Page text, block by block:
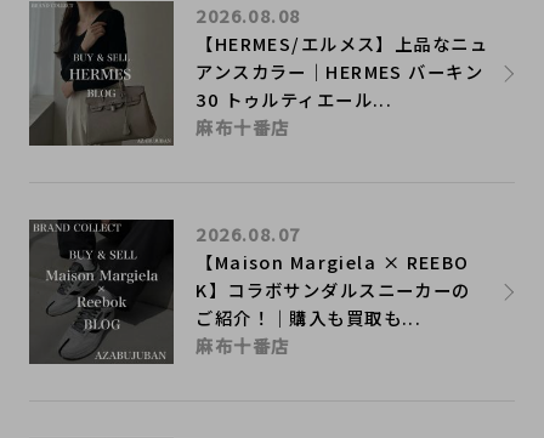
【HERMES/エルメス】上品なニュ
アンスカラー｜HERMES バーキン
30 トゥルティエール...
2026.08.08
麻布十番店
【Maison Margiela × REEBO
K】コラボサンダルスニーカーの
ご紹介！｜購入も買取も...
2026.08.07
麻布十番店